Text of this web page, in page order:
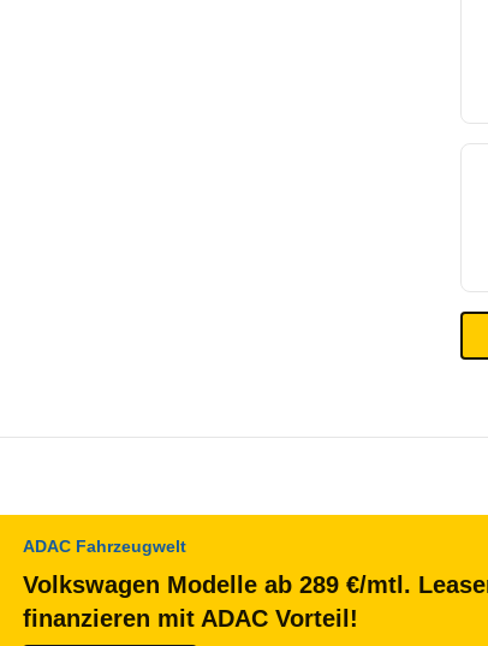
ADAC Fahrzeugwelt
Volkswagen Modelle ab 289 €/mtl.
finanzieren mit ADAC Vorteil!